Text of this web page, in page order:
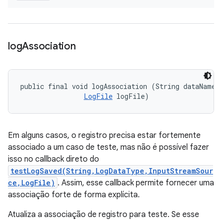
logAssociation
public final void logAssociation (String
LogFile logFile)
Em alguns casos, o registro precisa estar fortemente
associado a um caso de teste, mas não é possível fazer
isso no callback direto do
testLogSaved(String,LogDataType,InputStreamSour
ce,LogFile) . Assim, esse callback permite fornecer uma
associação forte de forma explícita.
Atualiza a associação de registro para teste. Se esse